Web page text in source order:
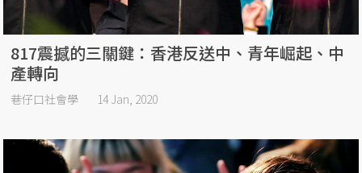
817震撼的三關鍵：香港反送中、青年崛起、中
產轉向
巷仔口社會學 14 Jan, 2020